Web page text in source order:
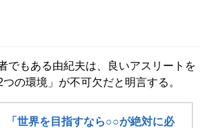
でもある由紀夫は、良いアスリートを
の環境」が不可欠だと明言する。
「世界を目指すなら○○が絶対に必